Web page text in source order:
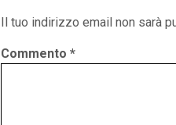
Il tuo indirizzo email non sarà
Commento *